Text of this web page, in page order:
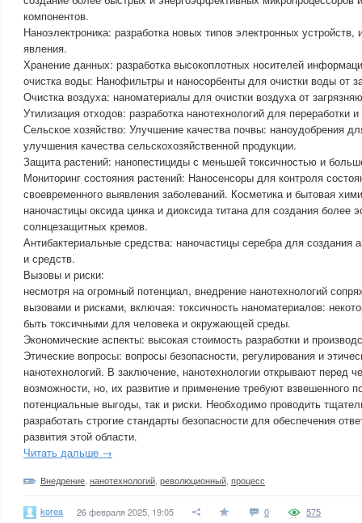
компонентов.
Наноэлектроника: разработка новых типов электронных
явления.
Хранение данных: разработка высокоплотных носителей
очистка воды: Нанофильтры и наносорбенты для очистки воды от
Очистка воздуха: наноматериалы для очистки воздуха от
Утилизация отходов: разработка нанотехнологий для переработки
Сельское хозяйство: Улучшение качества почвы: наноудобрения
улучшения качества сельскохозяйственной продукции.
Защита растений: нанопестициды с меньшей токсичностью и
Мониторинг состояния растений: Наносенсоры для контроля
своевременного выявления заболеваний. Косметика и бытовая
наночастицы оксида цинка и диоксида титана для создания более
солнцезащитных кремов.
Антибактериальные средства: наночастицы серебра для создания
и средств.
Вызовы и риски:
несмотря на огромный потенциал, внедрение нанотехнологий
вызовами и рисками, включая: токсичность наноматериалов:
быть токсичными для человека и окружающей среды.
Экономические аспекты: высокая стоимость разработки и
Этические вопросы: вопросы безопасности, регулирования и
нанотехнологий. В заключение, нанотехнологии открывают перед
возможности, но, их развитие и применение требуют взвешенного
потенциальные выгоды, так и риски. Необходимо проводить
разработать строгие стандарты безопасности для обеспечения
развития этой области.
Читать дальше →
Внедрение нанотехнологий революционный процесс
korea 26 февраля 2025, 19:05 0 575